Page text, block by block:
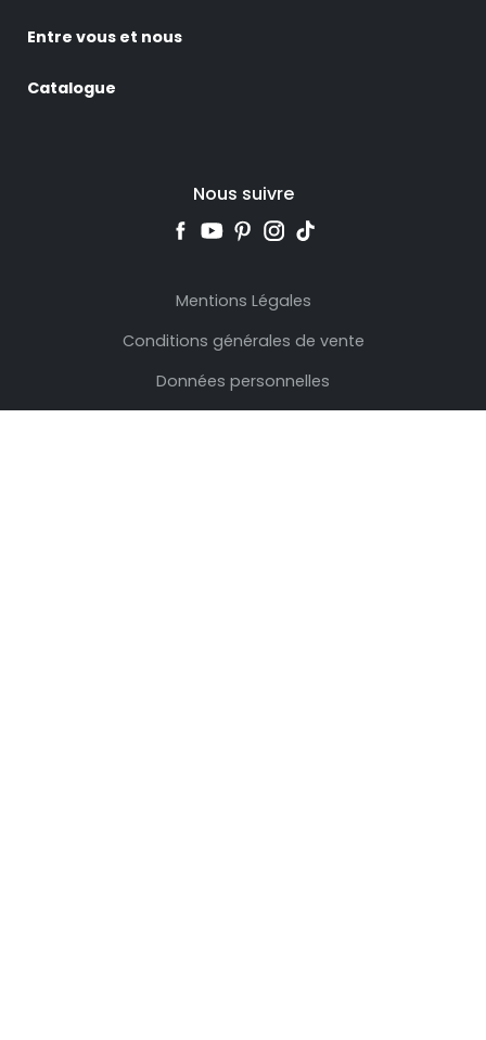
Entre vous et nous
Catalogue
Nous suivre
Mentions Légales
Conditions générales de vente
Données personnelles